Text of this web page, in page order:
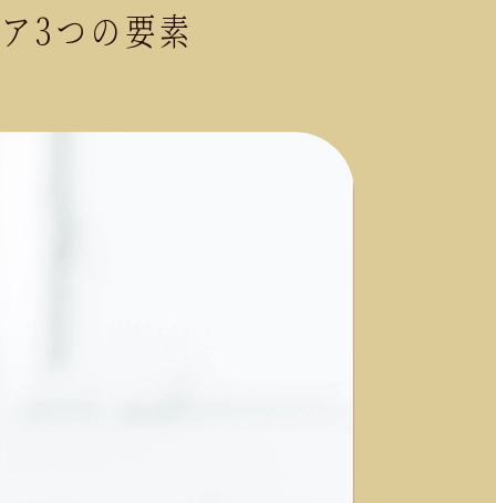
3つの要素